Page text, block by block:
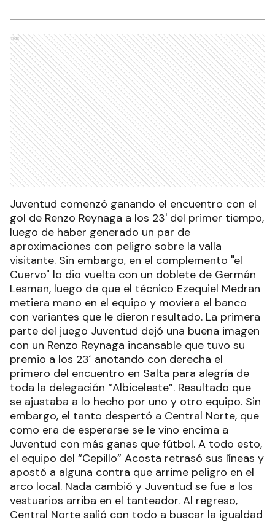
Ads
Juventud comenzó ganando el encuentro con el
gol de Renzo Reynaga a los 23' del primer tiempo,
luego de haber generado un par de
aproximaciones con peligro sobre la valla
visitante. Sin embargo, en el complemento "el
Cuervo" lo dio vuelta con un doblete de Germán
Lesman, luego de que el técnico Ezequiel Medran
metiera mano en el equipo y moviera el banco
con variantes que le dieron resultado. La primera
parte del juego Juventud dejó una buena imagen
con un Renzo Reynaga incansable que tuvo su
premio a los 23´ anotando con derecha el
primero del encuentro en Salta para alegría de
toda la delegación “Albiceleste”. Resultado que
se ajustaba a lo hecho por uno y otro equipo. Sin
embargo, el tanto despertó a Central Norte, que
como era de esperarse se le vino encima a
Juventud con más ganas que fútbol. A todo esto,
el equipo del “Cepillo” Acosta retrasó sus líneas y
apostó a alguna contra que arrime peligro en el
arco local. Nada cambió y Juventud se fue a los
vestuarios arriba en el tanteador. Al regreso,
Central Norte salió con todo a buscar la igualdad